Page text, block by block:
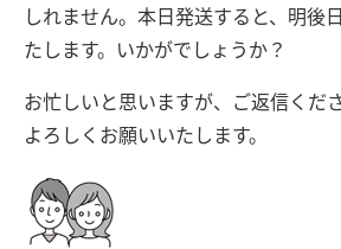
しれません。本日発送すると、明後
たします。いかがでしょうか？
お忙しいと思いますが、ご返信くださ
よろしくお願いいたします。